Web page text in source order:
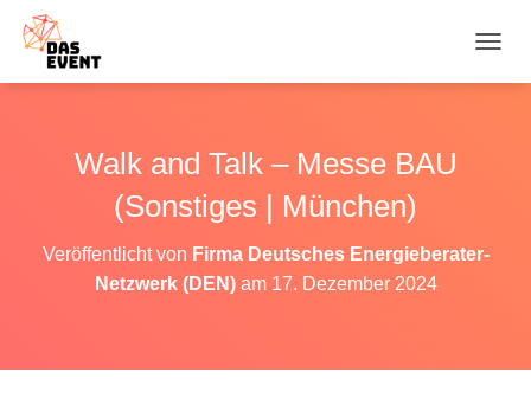
A
N
H
Walk and Talk – Messe BAU
(Sonstiges | München)
Veröffentlicht von Firma Deutsches Energieberater-
Netzwerk (DEN)am 17. Dezember 2024